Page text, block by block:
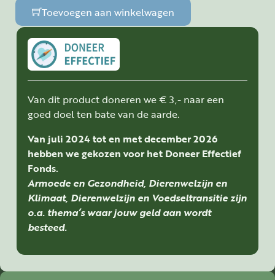
Toevoegen aan winkelwagen
Van dit product doneren we € 3,- naar een
goed doel ten bate van de aarde.
Van juli 2024 tot en met december 2026
hebben we gekozen voor het Doneer Effectief
Fonds.
Armoede en Gezondheid, Dierenwelzijn en
Klimaat, Dierenwelzijn en Voedseltransitie zijn
o.a. thema’s waar jouw geld aan wordt
besteed.